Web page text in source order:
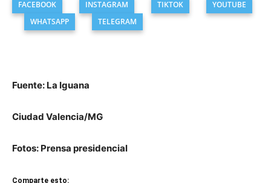
FACEBOOK INSTAGRAM TIKTOK
YOUTUBE
WHATSAPP
TELEGRAM
Fuente: La Iguana
Ciudad Valencia/MG
Fotos: Prensa presidencial
Comparte esto: